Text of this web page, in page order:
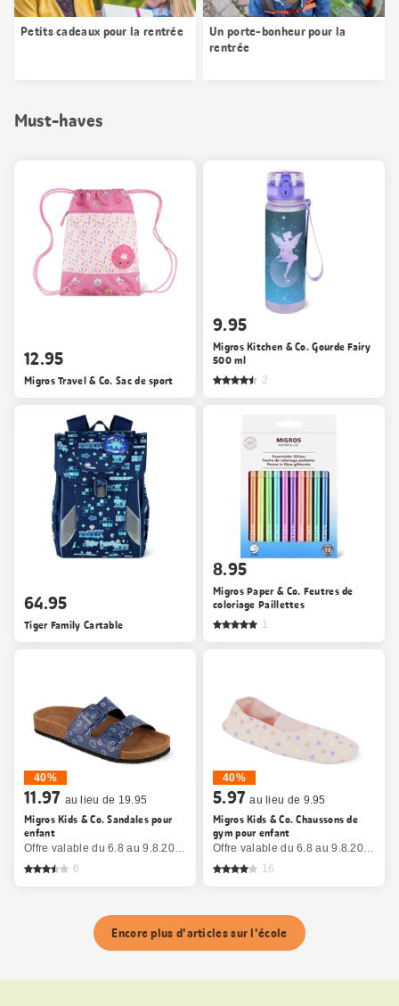
Petits cadeaux pour la rentrée
Un porte-bonheur pour la
rentrée
Must-haves
12.95
Migros Travel & Co. Sac de sport
9.95
Migros Kitchen & Co. Gourde Fairy
500 ml
2
64.95
Tiger Family Cartable
8.95
Migros Paper & Co. Feutres de
coloriage Paillettes
1
40%
11.97 au lieu de 19.95
Migros Kids & Co. Sandales pour
enfant
Offre valable du 6.8 au 9.8.2026, jusqu’à épuisement du stock.
6
40%
5.97 au lieu de 9.95
Migros Kids & Co. Chaussons de
gym pour enfant
Offre valable du 6.8 au 9.8.2026, jusqu’à épuisement du stock.
16
Encore plus d'articles sur l'école